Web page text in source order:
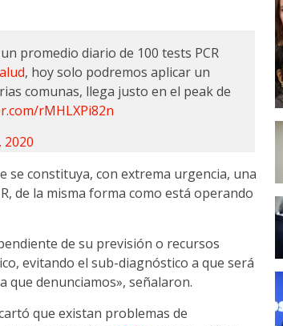
promedio diario de 100 tests PCR
, hoy solo podremos aplicar un
comunas, llega justo en el peak de
rMHLXPi82n
2020
se constituya, con extrema urgencia, una
de la misma forma como está operando
de su previsión o recursos
evitando el sub-diagnóstico a que será
denunciamos», señalaron.
que existan problemas de